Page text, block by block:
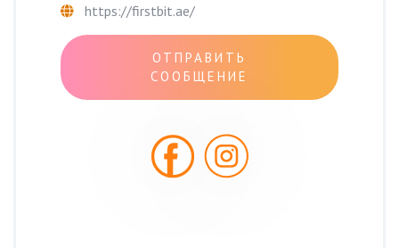
https://firstbit.ae/
ОТПРАВИТЬ
СООБЩЕНИЕ